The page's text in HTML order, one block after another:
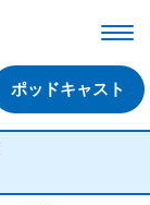
ポッドキャスト